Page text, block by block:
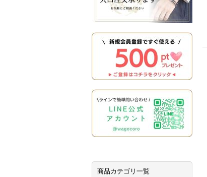
商品カテゴリ一覧